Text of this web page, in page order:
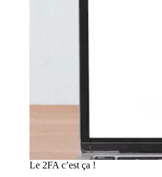
Le 2FA c’est ça !